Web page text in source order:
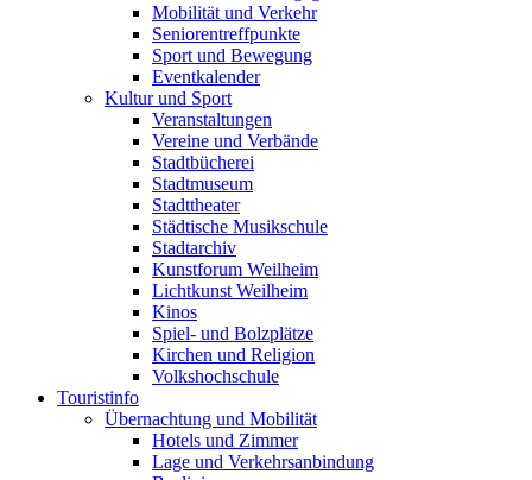
Mobilität und Verkehr
Seniorentreffpunkte
Sport und Bewegung
Eventkalender
Kultur und Sport
Veranstaltungen
Vereine und Verbände
Stadtbücherei
Stadtmuseum
Stadttheater
Städtische Musikschule
Stadtarchiv
Kunstforum Weilheim
Lichtkunst Weilheim
Kinos
Spiel- und Bolzplätze
Kirchen und Religion
Volkshochschule
Touristinfo
Übernachtung und Mobilität
Hotels und Zimmer
Lage und Verkehrsanbindung